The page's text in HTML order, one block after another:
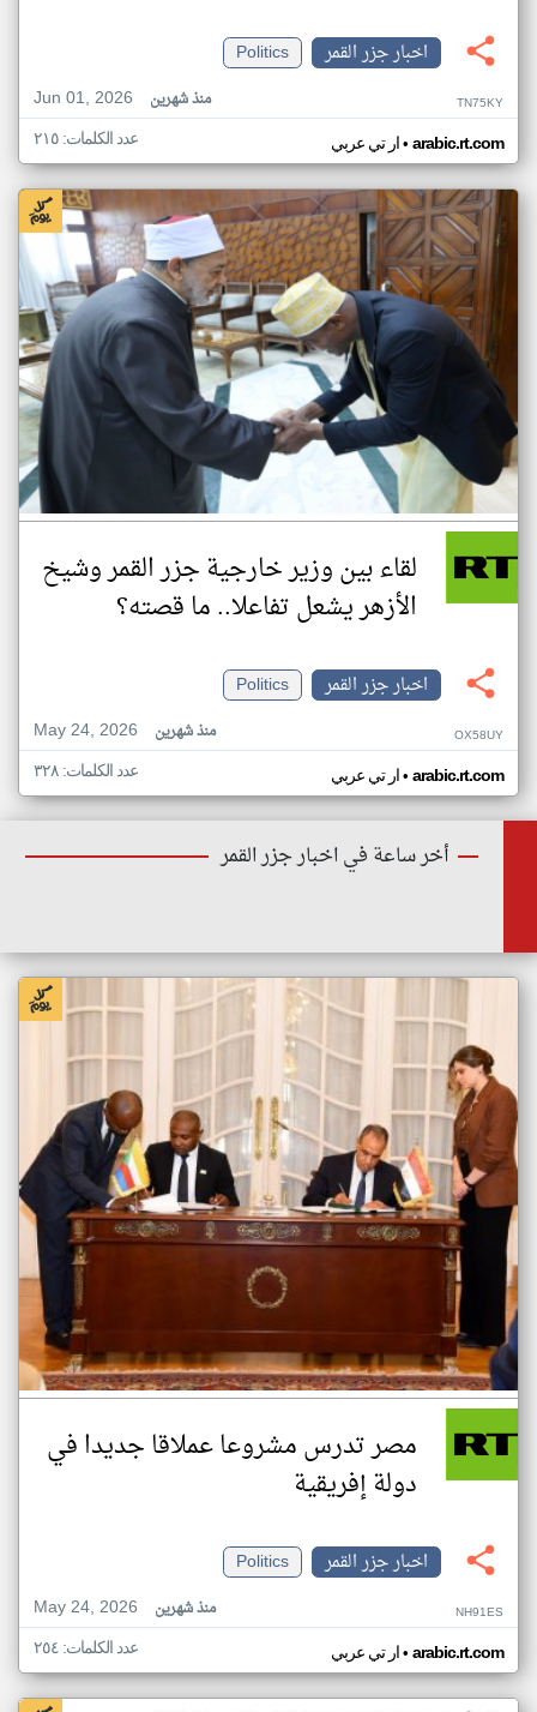
اخبار جزر القمر
Politics
Jun 01, 2026
منذ شهرين TN75KY
ار تي عربي• arabic.rt.com عدد الكلمات: ٢١٥
لقاء بين وزير خارجية جزر القمر وشيخ
الأزهر يشعل تفاعلا.. ما قصته؟
اخبار جزر القمر
Politics
May 24, 2026
منذ شهرين OX58UY
ار تي عربي• arabic.rt.com عدد الكلمات: ٣٢٨
أخر ساعة في اخبار جزر القمر
مصر تدرس مشروعا عملاقا جديدا في
دولة إفريقية
اخبار جزر القمر
Politics
May 24, 2026
منذ شهرين NH91ES
ار تي عربي• arabic.rt.com عدد الكلمات: ٢٥٤